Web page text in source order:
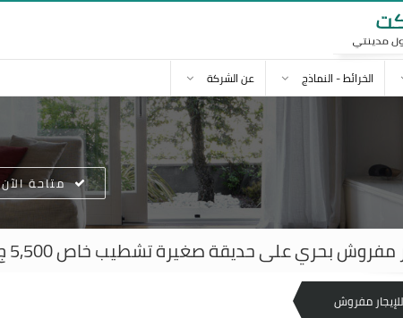
الخرائط - النماذج عن الشركة
مفروش بحري على حديقة صغيرة تشطيب خاص 5,500 ج
متاحة الآن
للإيجار مفروش